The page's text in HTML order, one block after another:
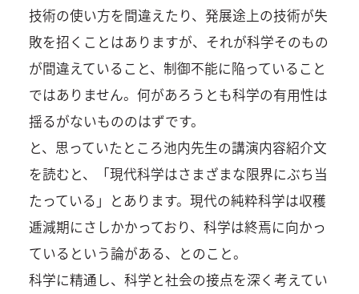
技術の使い方を間違えたり、発展途上の技術が失
敗を招くことはありますが、それが科学そのもの
が間違えていること、制御不能に陥っていること
ではありません。何があろうとも科学の有用性は
揺るがないもののはずです。
と、思っていたところ池内先生の講演内容紹介文
を読むと、「現代科学はさまざまな限界にぶち当
たっている」とあります。現代の純粋科学は収穫
逓減期にさしかかっており、科学は終焉に向かっ
ているという論がある、とのこと。
科学に精通し、科学と社会の接点を深く考えてい